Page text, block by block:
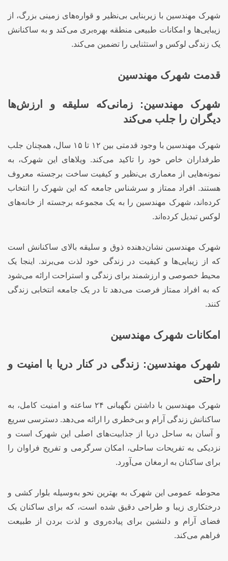
شهرک مهندسین با زیربنایی بی‌نظیر و قواره‌های زمینی بزرگ، از
زیبایی‌ها و امکانات طبیعی منطقه بهره‌بری می‌کند و به ساکنانش
یک زندگی لوکس و استثنایی را تضمین می‌کند.
قدمت شهرک مهندسین
شهرک مهندسین: زمانی‌که سلیقه و ارزش‌ها
دیگران را جلب می‌کند
شهرک مهندسین با وجود قدمتی بین ۱۲ تا ۱۵ سال، همچنان جلب
طرفداران خاص خود را تاکید می‌کند. ویلاهای این شهرک، به
نمونه‌هایی از معماری بی‌نظیر و کیفیت ساخت برجسته معروف
هستند. افراد ممتاز و سرشناس جامعه که این شهرک را انتخاب
کرده‌اند، شهرک مهندسین را به یک مجموعه برجسته از خانه‌های
لوکس تبدیل کرده‌اند.
شهرک مهندسین نشان‌دهنده ذوق و سلیقه بالای ساکنانش است
که از زیبایی‌ها و کیفیت در زندگی خود لذت می‌برند. اینجا یک
محیط خصوصی و ارزشمند برای زندگی و استراحت ارائه می‌شود
که به افراد ممتاز فرصت می‌دهد تا در یک جامعه انتخابی زندگی
کنند.
امکانات شهرک مهندسین
شهرک مهندسین: زندگی در کنار دریا با امنیت و
راحتی
شهرک مهندسین با داشتن نگهبانی ۲۴ ساعته و امنیت کامل، به
ساکنانش زندگی آرام و بی‌خطری را ارائه می‌دهد. دسترسی سریع
و آسان به ساحل دریا از جذابیت‌های اصلی این شهرک است و
نزدیکی به تفریحات ساحلی، امکان سرگرمی و تفریح فراوان را
برای ساکنان به ارمغان می‌آورد.
محوطه عمومی این شهرک به بهترین نحو به‌وسیله بلوار کشی و
درختکاری زیبا و طراحی دقیق شده است، که برای ساکنان یک
فضای آرام و دلنشین برای پیاده‌روی و لذت بردن از طبیعت
فراهم می‌کند.